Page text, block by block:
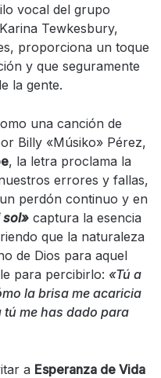
vocal del grupo
Tewkesbury,
proporciona un toque
y que seguramente
la gente.
una canción de
Billy «Músiko» Pérez,
, la letra proclama la
errores y fallas,
perdón continuo y en
sol» captura la esencia
que la naturaleza
de Dios para aquel
para percibirlo: «Tú a
la brisa me acaricia
me has dado para
a Esperanza de Vida